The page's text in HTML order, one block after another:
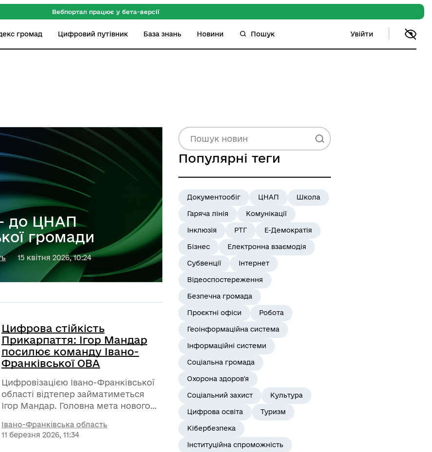
Вебпортал працює у бета-версії
громад Цифровий путівник База знань Новини Пошук Увійти
до ЦНАП
громади
15 квітня 2026, 10:24
Цифрова стійкість
Прикарпаття: Ігор Мандар
посилює команду Івано-
Франківської ОВА
Цифровізацією Івано-Франківської
області відтепер займатиметься
Ігор Мандар. Головна мета нового
сучасну екосистему, де технології,
управління та люди працюють на
Івано-Франківська область
11 березня 2026, 11:34
Популярні теги
Документообіг ЦНАП Школа
Гаряча лінія Комунікації
Інклюзія РТГ Е-Демократія
Бізнес Електронна взаємодія
Субвенції Інтернет
Відеоспостереження
Безпечна громада
Проєктні офіси Робота
Геоінформаційна система
Інформаційні системи
Соціальна громада
Охорона здоров'я
Соціальний захист Культура
Цифрова освіта Туризм
Кібербезпека
Інституційна спроможність